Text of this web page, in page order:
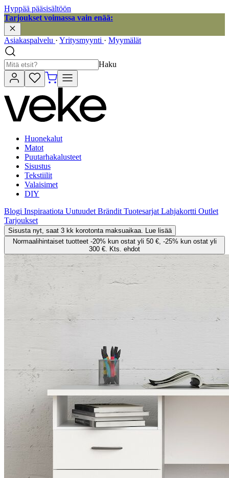
Hyppää pääsisältöön
Tarjoukset voimassa vain enää:
Asiakaspalvelu · Yritysmyynti · Myymälät
Haku
Huonekalut
Matot
Puutarhakalusteet
Sisustus
Tekstiilit
Valaisimet
DIY
Blogi Inspiraatiota Uutuudet Brändit Tuotesarjat Lahjakortti Outlet
Tarjoukset
Sisusta nyt, saat 3 kk korotonta maksuaikaa. Lue lisää
Normaalihintaiset tuotteet -20% kun ostat yli 50 €, -25% kun ostat yli
300 €. Kts. ehdot